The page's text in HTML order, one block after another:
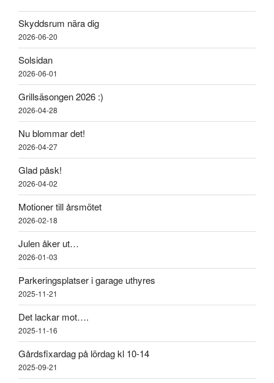
Skyddsrum nära dig
2026-06-20
Solsidan
2026-06-01
Grillsäsongen 2026 :)
2026-04-28
Nu blommar det!
2026-04-27
Glad påsk!
2026-04-02
Motioner till årsmötet
2026-02-18
Julen åker ut…
2026-01-03
Parkeringsplatser i garage uthyres
2025-11-21
Det lackar mot….
2025-11-16
Gårdsfixardag på lördag kl 10-14
2025-09-21